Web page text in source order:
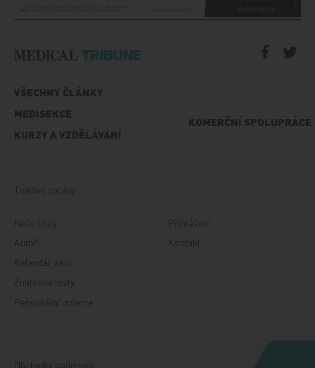
VŠECHNY ČLÁNKY
MEDISEKCE
KURZY A VZDĚLÁVÁNÍ
KOMERČNÍ SPOLUPRÁCE
Tiskové zprávy
Naše tituly
Autoři
Kalendář akcí
Znalostní testy
Personální inzerce
Přihlášení
Kontakt
Obchodní podmínky